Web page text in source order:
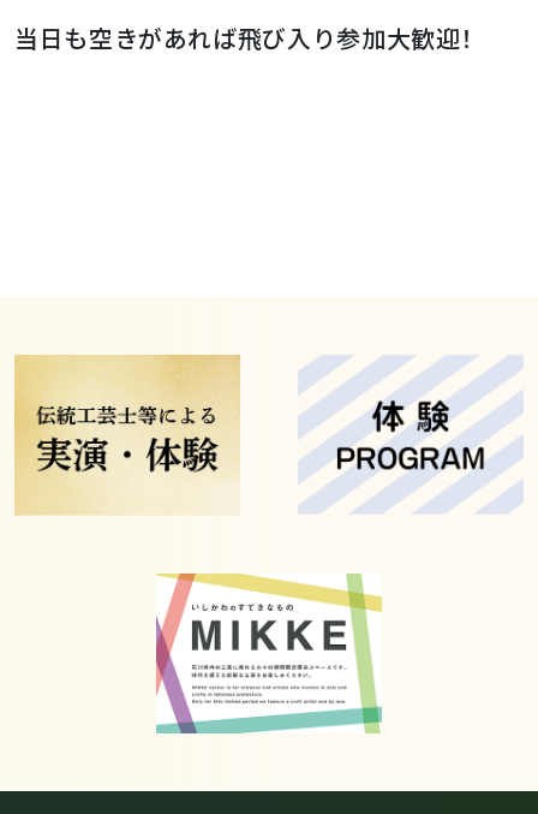
当日も空きがあれば飛び入り参加大歓迎！